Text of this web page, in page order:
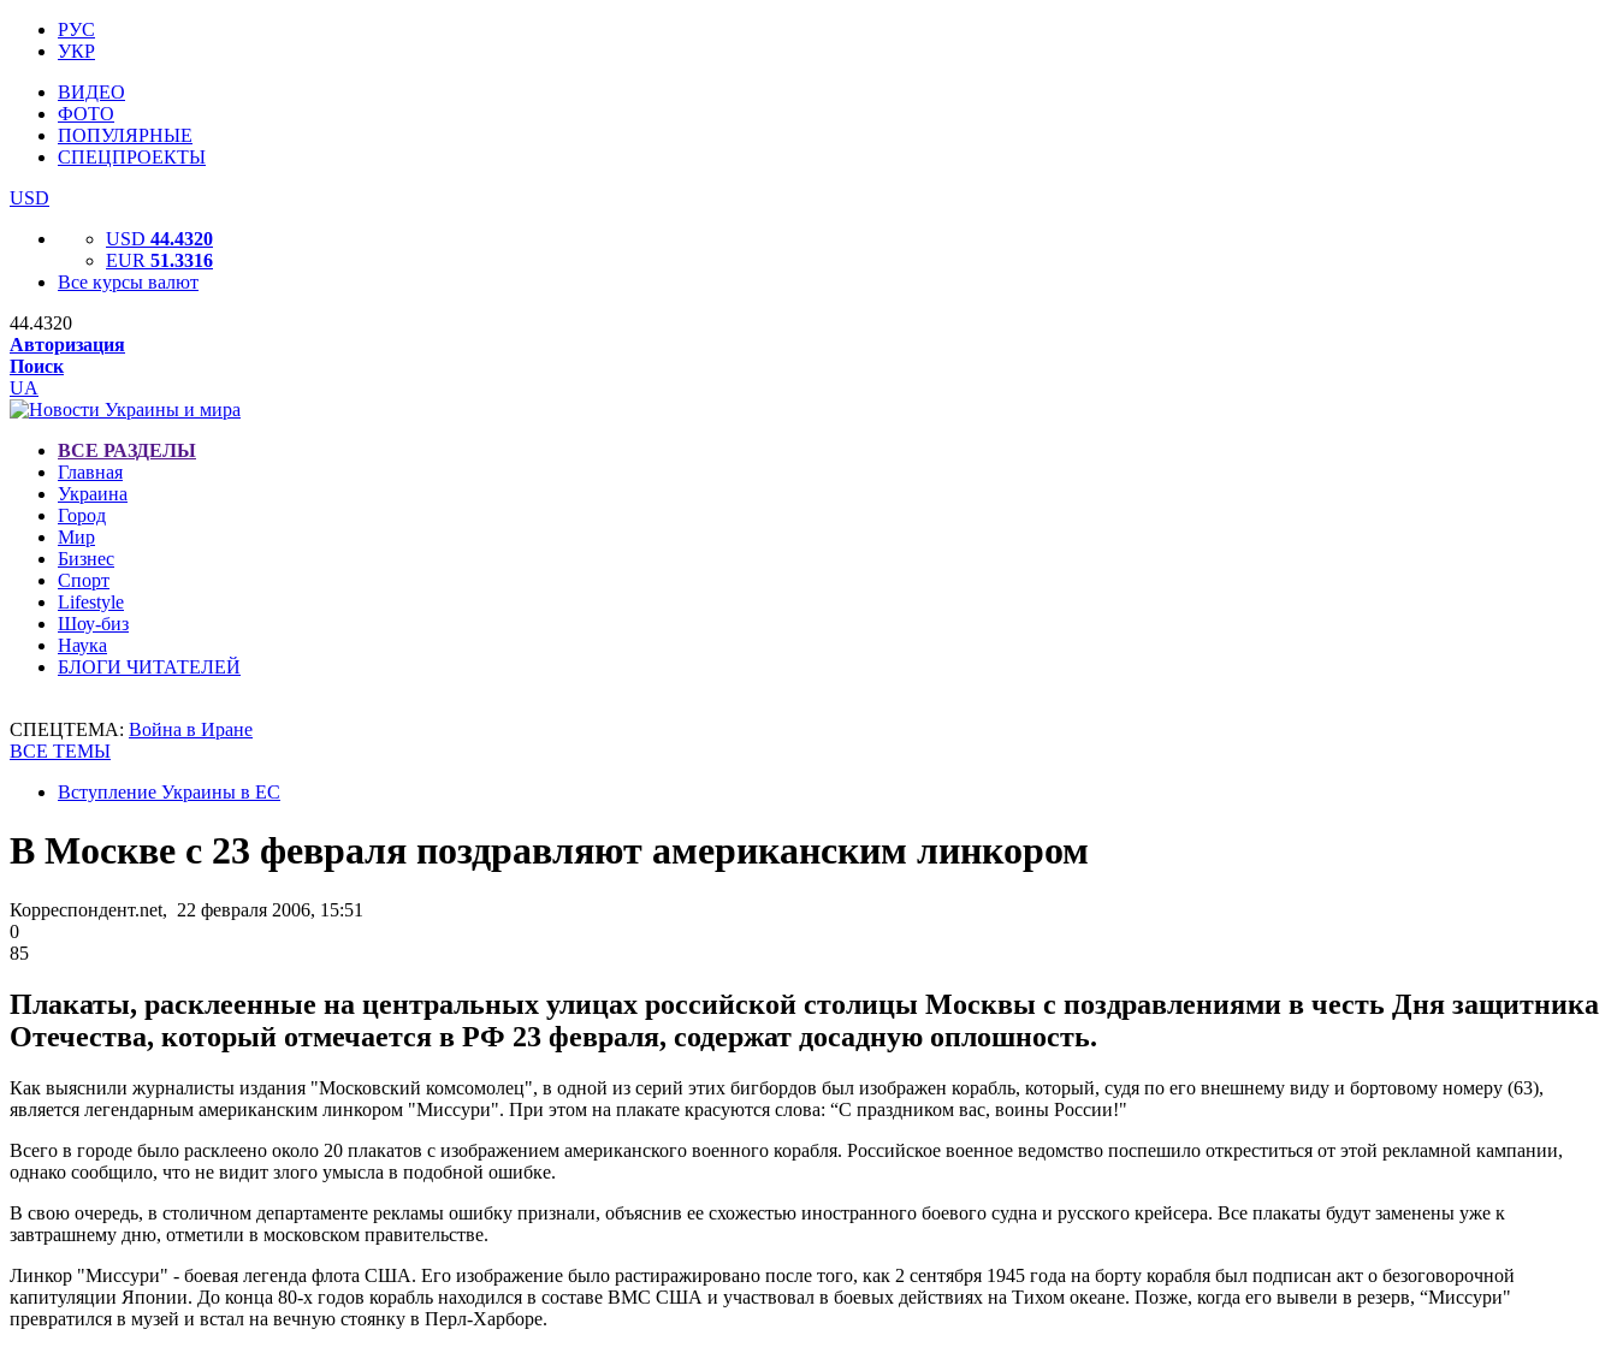
РУС
УКР
ВИДЕО
ФОТО
ПОПУЛЯРНЫЕ
СПЕЦПРОЕКТЫ
USD
USD 44.4320
EUR 51.3316
Все курсы валют
44.4320
Авторизация
Поиск
UA
ВСЕ РАЗДЕЛЫ
Главная
Украина
Город
Мир
Бизнес
Спорт
Lifestyle
Шоу-биз
Наука
БЛОГИ ЧИТАТЕЛЕЙ
СПЕЦТЕМА: Война в Иране
ВСЕ ТЕМЫ
Вступление Украины в ЕС
В Москве с 23 февраля поздравляют американским линкором
Корреспондент.net, 22 февраля 2006, 15:51
0
85
Плакаты, расклеенные на центральных улицах российской столицы Москвы с поздравлениями в честь Дня защитника
Отечества, который отмечается в РФ 23 февраля, содержат досадную оплошность.
Как выяснили журналисты издания "Московский комсомолец", в одной из серий этих бигбордов был изображен корабль, который, судя по его внешнему виду и бортовому номеру (63),
является легендарным американским линкором "Миссури". При этом на плакате красуются слова: “С праздником вас, воины России!"
Всего в городе было расклеено около 20 плакатов с изображением американского военного корабля. Российское военное ведомство поспешило откреститься от этой рекламной кампании,
однако сообщило, что не видит злого умысла в подобной ошибке.
В свою очередь, в столичном департаменте рекламы ошибку признали, объяснив ее схожестью иностранного боевого судна и русского крейсера. Все плакаты будут заменены уже к
завтрашнему дню, отметили в московском правительстве.
Линкор "Миссури" - боевая легенда флота США. Его изображение было растиражировано после того, как 2 сентября 1945 года на борту корабля был подписан акт о безоговорочной
капитуляции Японии. До конца 80-х годов корабль находился в составе ВМС США и участвовал в боевых действиях на Тихом океане. Позже, когда его вывели в резерв, “Миссури"
превратился в музей и встал на вечную стоянку в Перл-Харборе.